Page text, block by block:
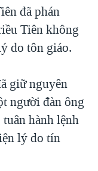
QUÁ KHỨ VÀ HIỆN
đã phán
Tiên không
do tôn giáo.
giữ nguyên
người đàn ông
hành lệnh
lý do tín